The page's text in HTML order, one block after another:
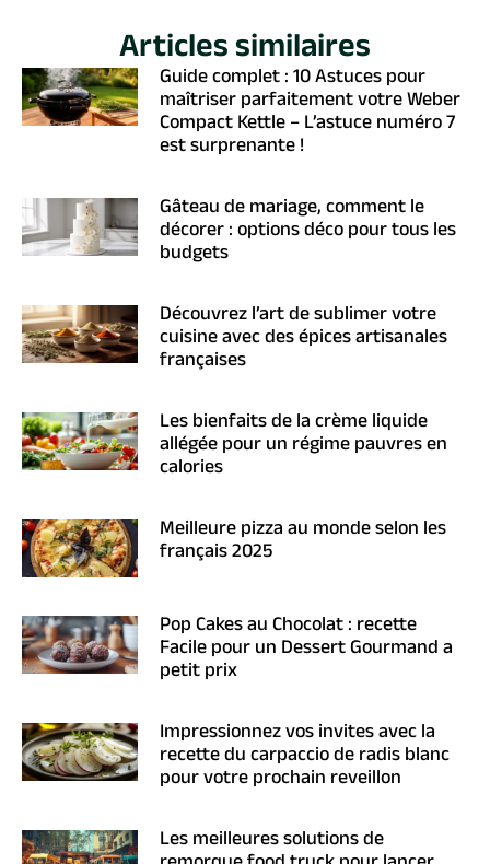
Articles similaires
Guide complet : 10 Astuces pour
maîtriser parfaitement votre Weber
Compact Kettle – L’astuce numéro 7
est surprenante !
Gâteau de mariage, comment le
décorer : options déco pour tous les
budgets
Découvrez l’art de sublimer votre
cuisine avec des épices artisanales
françaises
Les bienfaits de la crème liquide
allégée pour un régime pauvres en
calories
Meilleure pizza au monde selon les
français 2025
Pop Cakes au Chocolat : recette
Facile pour un Dessert Gourmand a
petit prix
Impressionnez vos invites avec la
recette du carpaccio de radis blanc
pour votre prochain reveillon
Les meilleures solutions de